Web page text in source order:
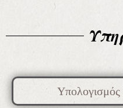
Υπολογισμός